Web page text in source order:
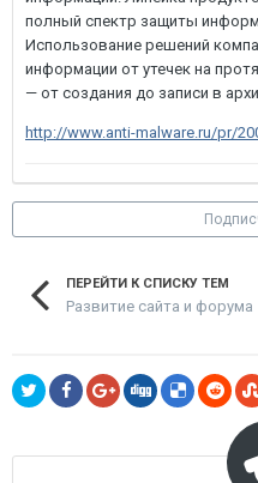
полный спектр защиты
Использование решений
информации от утечек на
— от создания до записи в
http://www.anti-malware.ru/pr/
ПЕРЕЙТИ К СПИСКУ ТЕМ
Развитие сайта и форума